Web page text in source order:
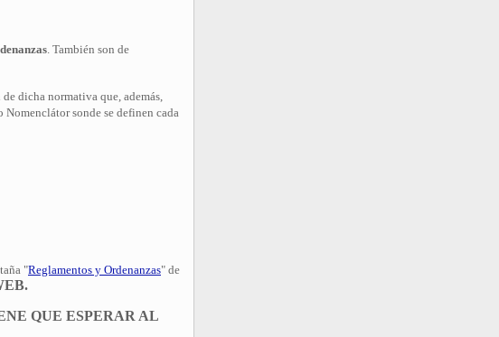
. También son de
dicha normativa que, además,
sonde se definen cada
"Reglamentos y Ordenanzas" de
QUE ESPERAR AL